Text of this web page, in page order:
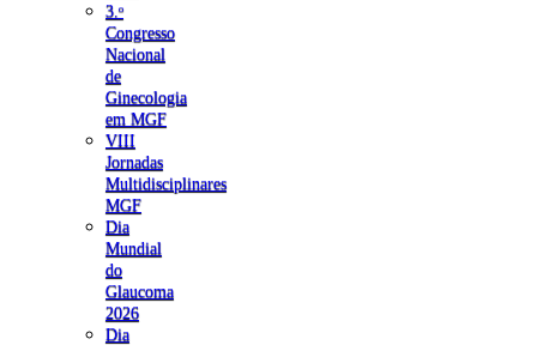
3.ᵒ
Congresso
Nacional
de
Ginecologia
em MGF
VIII
Jornadas
Multidisciplinares
MGF
Dia
Mundial
do
Glaucoma
2026
Dia